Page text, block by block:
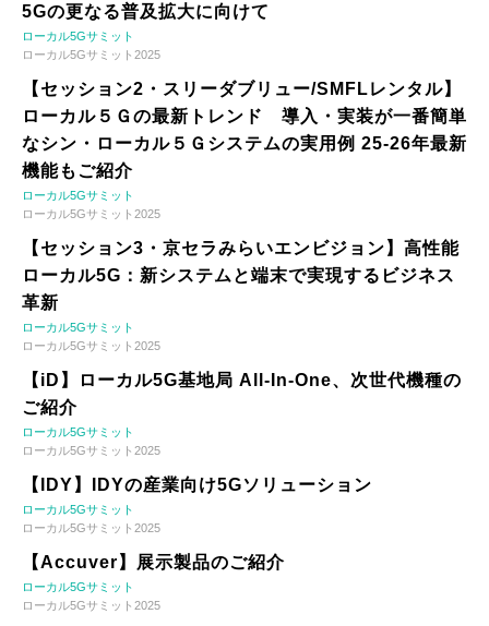
5Gの更なる普及拡大に向けて
ローカル5Gサミット
ローカル5Gサミット2025
【セッション2・スリーダブリュー/SMFLレンタル】
ローカル５Ｇの最新トレンド 導入・実装が一番簡単
なシン・ローカル５Ｇシステムの実用例 25-26年最新
機能もご紹介
ローカル5Gサミット
ローカル5Gサミット2025
【セッション3・京セラみらいエンビジョン】高性能
ローカル5G：新システムと端末で実現するビジネス
革新
ローカル5Gサミット
ローカル5Gサミット2025
【iD】ローカル5G基地局 All-In-One、次世代機種の
ご紹介
ローカル5Gサミット
ローカル5Gサミット2025
【IDY】IDYの産業向け5Gソリューション
ローカル5Gサミット
ローカル5Gサミット2025
【Accuver】展示製品のご紹介
ローカル5Gサミット
ローカル5Gサミット2025